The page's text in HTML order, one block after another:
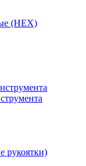
(HEX)
рукоятки)